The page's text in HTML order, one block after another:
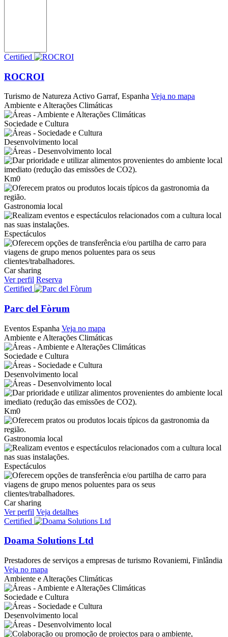
Certified
ROCROI
Turismo de Natureza Activo Garraf, Espanha Veja no mapa
Ambiente e Alterações Climáticas
Sociedade e Cultura
Desenvolvimento local
Km0
Gastronomia local
Espectáculos
Car sharing
Ver perfil Reserva
Certified
Parc del Fòrum
Eventos Espanha Veja no mapa
Ambiente e Alterações Climáticas
Sociedade e Cultura
Desenvolvimento local
Km0
Gastronomia local
Espectáculos
Car sharing
Ver perfil Veja detalhes
Certified
Doama Solutions Ltd
Prestadores de serviços a empresas de turismo Rovaniemi, Finlândia
Veja no mapa
Ambiente e Alterações Climáticas
Sociedade e Cultura
Desenvolvimento local